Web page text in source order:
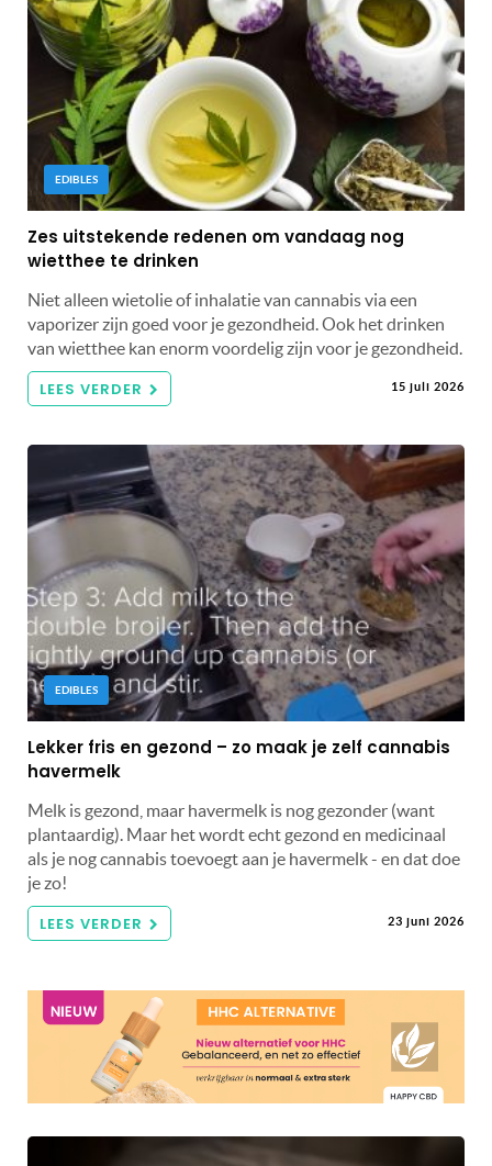
EDIBLES
Zes uitstekende redenen om vandaag nog
wietthee te drinken
Niet alleen wietolie of inhalatie van cannabis via een
vaporizer zijn goed voor je gezondheid. Ook het drinken
van wietthee kan enorm voordelig zijn voor je gezondheid.
LEES VERDER 15 juli 2026
EDIBLES
Lekker fris en gezond – zo maak je zelf cannabis
havermelk
Melk is gezond, maar havermelk is nog gezonder (want
plantaardig). Maar het wordt echt gezond en medicinaal
als je nog cannabis toevoegt aan je havermelk - en dat doe
je zo!
LEES VERDER 23 juni 2026